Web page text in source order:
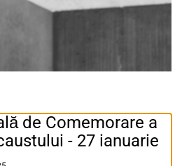
de Comemorare a
- 27 ianuarie